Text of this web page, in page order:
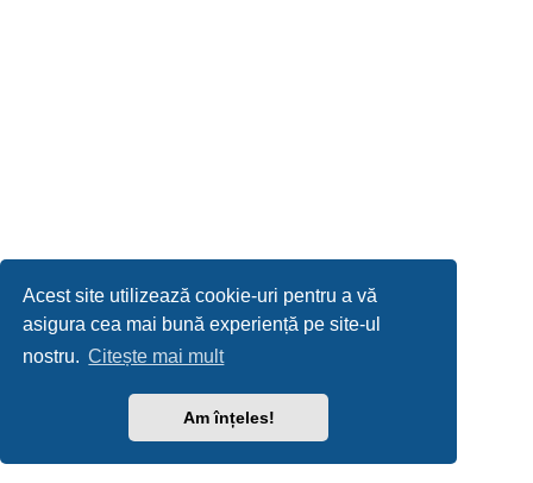
Acest site utilizează cookie-uri pentru a vă
asigura cea mai bună experiență pe site-ul
nostru. Citește mai mult
Am înțeles!